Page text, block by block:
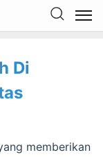
Di
memberikan